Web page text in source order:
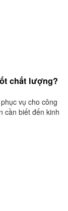
chất lượng?
vụ cho công
cần biết đến kinh